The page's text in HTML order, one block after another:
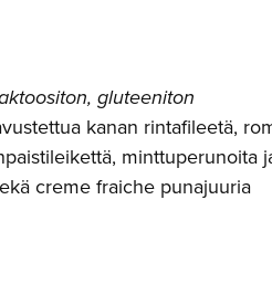
gluteeniton
kanan rintafileetä,
minttuperunoita
creme fraiche punajuuria